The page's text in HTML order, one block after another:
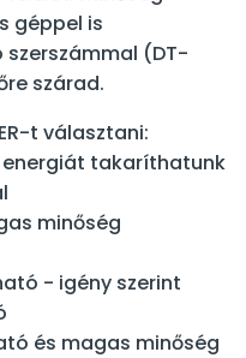
géppel is
(DT-
szárad.
t választani:
energiát takaríthatunk
minőség
- igény szerint
és magas minőség